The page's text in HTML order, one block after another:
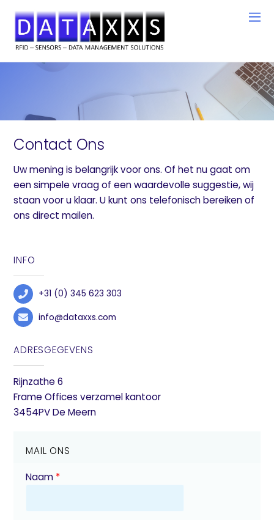
Contact Ons
Uw mening is belangrijk voor ons. Of het nu gaat om
een ​​simpele vraag of een waardevolle suggestie, wij
staan ​​voor u klaar. U kunt ons telefonisch bereiken of
ons direct mailen.
INFO
+31 (0) 345 623 303
info@dataxxs.com
ADRESGEGEVENS
Rijnzathe 6
Frame Offices verzamel kantoor
3454PV De Meern
MAIL ONS
Naam *